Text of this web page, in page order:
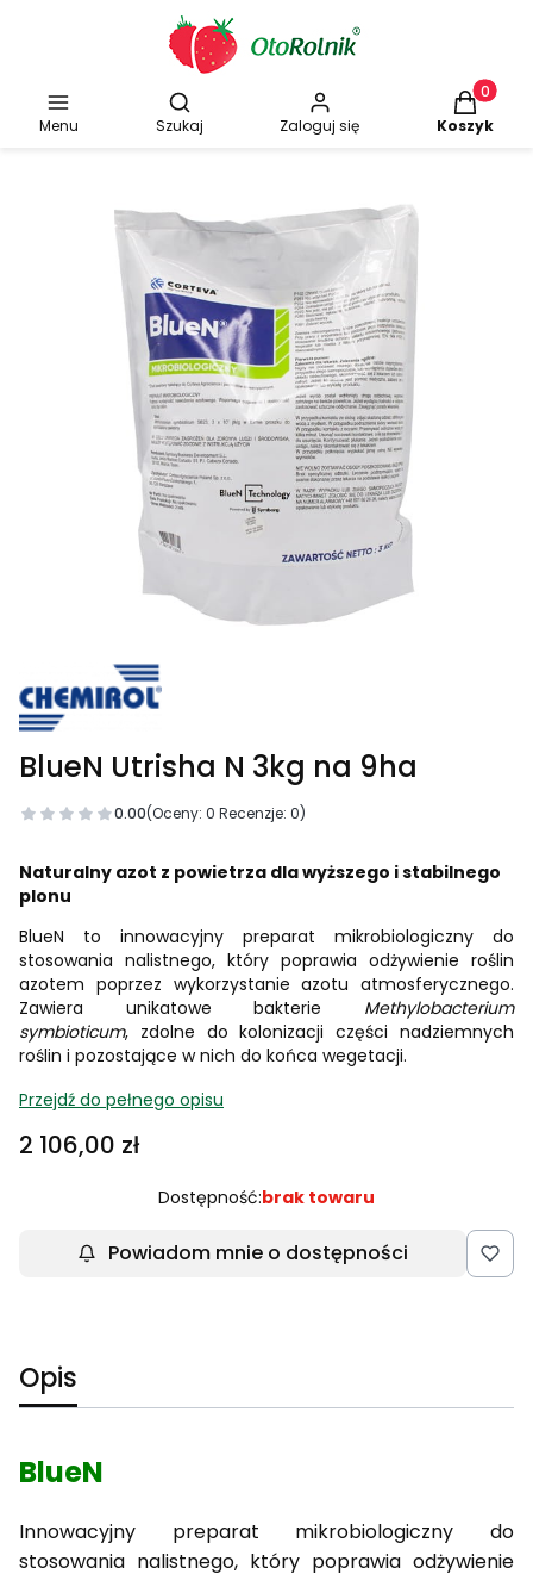
Menu
Otwórz wyszukiwarkę
Szukaj Zaloguj się
Produkty
Koszyk
BlueN Utrisha N 3kg na 9ha
0.00(Oceny: 0 Recenzje: 0)
Naturalny azot z powietrza dla wyższego i stabilnego
plonu
BlueN to innowacyjny preparat mikrobiologiczny do
stosowania nalistnego, który poprawia odżywienie roślin
azotem poprzez wykorzystanie azotu atmosferycznego.
Zawiera unikatowe bakterie Methylobacterium
symbioticum, zdolne do kolonizacji części nadziemnych
roślin i pozostające w nich do końca wegetacji.
Przejdź do pełnego opisu
Cena
2 106,00 zł
Dostępność:brak towaru
Powiadom mnie o dostępności
Opis
BlueN
Innowacyjny preparat mikrobiologiczny do
stosowania nalistnego, który poprawia odżywienie